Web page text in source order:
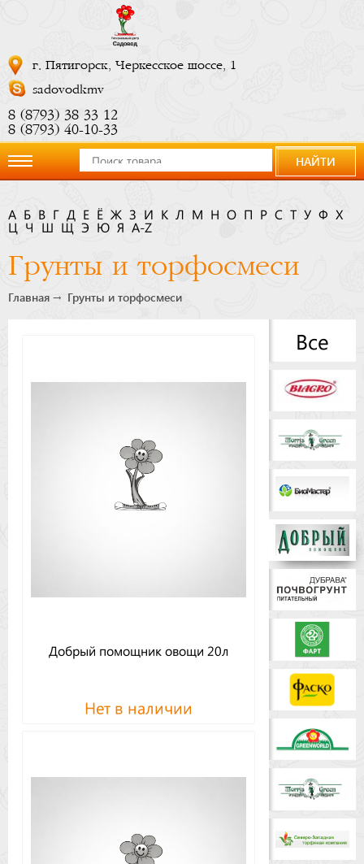
г. Пятигорск, Черкесское шоссе, 1
sadovodkmv
8 (8793) 38 33 12
8 (8793) 40-10-33
компании
Новости
Бренды
НАЙТИ
А Б В Г Д Е Ё Ж З И К Л М Н О П Р С Т У Ф
Х
Ч Э Ю Я A-Z
Грунты и торфосмеси
Главная Грунты и торфосмеси
Добрый помощник овощи 20л
Нет в наличии
Все